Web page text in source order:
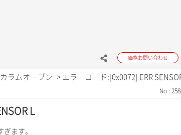
価格お問い合わせ
カラムオーブン > エラーコード:[0x0072] ERR
No :
L
ます。